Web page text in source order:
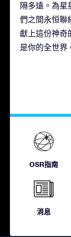
隔多遠。為星
們之間永恒聯
獻上這份神奇
是你的全世界
OSR指南
消息